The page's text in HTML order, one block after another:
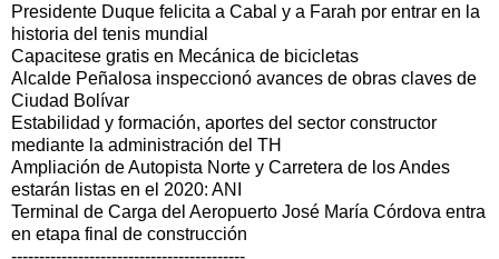
Presidente Duque felicita a Cabal y a Farah por entrar en la
historia del tenis mundial
Capacitese gratis en Mecánica de bicicletas
Alcalde Peñalosa inspeccionó avances de obras claves de
Ciudad Bolívar
Estabilidad y formación, aportes del sector constructor
mediante la administración del TH
Ampliación de Autopista Norte y Carretera de los Andes
estarán listas en el 2020: ANI
Terminal de Carga del Aeropuerto José María Córdova entra
en etapa final de construcción